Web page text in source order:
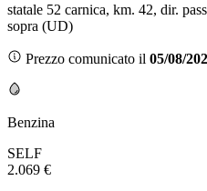
statale 52 carnica, km. 42, dir.
sopra (UD)
Prezzo comunicato il 05/08/
Benzina
SELF
2.069 €